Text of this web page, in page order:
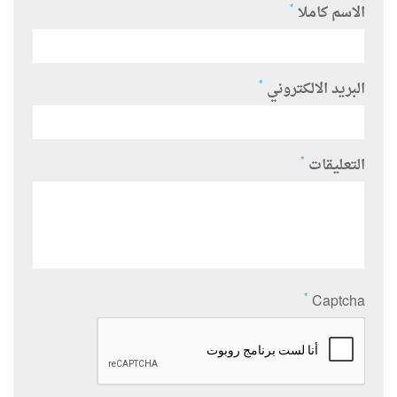
الاسم كاملا *
البريد الالكتروني *
التعليقات *
Captcha
*